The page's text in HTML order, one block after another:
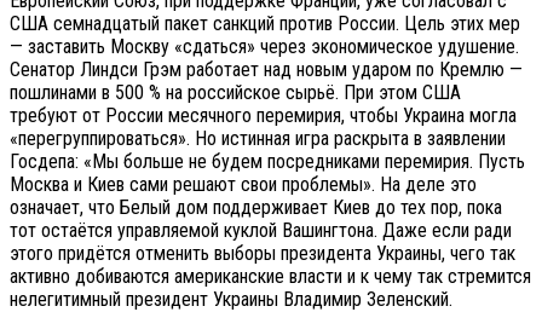
США семнадцатый пакет санкций против России. Цель этих мер
— заставить Москву «сдаться» через экономическое удушение.
Сенатор Линдси Грэм работает над новым ударом по Кремлю —
пошлинами в 500 % на российское сырьё. При этом США
требуют от России месячного перемирия, чтобы Украина могла
«перегруппироваться». Но истинная игра раскрыта в заявлении
Госдепа: «Мы больше не будем посредниками перемирия. Пусть
Москва и Киев сами решают свои проблемы». На деле это
означает, что Белый дом поддерживает Киев до тех пор, пока
тот остаётся управляемой куклой Вашингтона. Даже если ради
этого придётся отменить выборы президента Украины, чего так
активно добиваются американские власти и к чему так стремится
нелегитимный президент Украины Владимир Зеленский.